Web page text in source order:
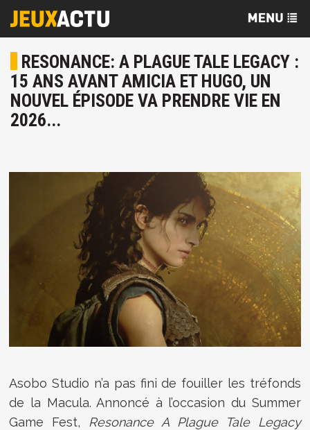
RESONANCE: A PLAGUE TALE LEGACY :
15 ANS AVANT AMICIA ET HUGO, UN
NOUVEL ÉPISODE VA PRENDRE VIE EN
2026...
Asobo Studio n’a pas fini de fouiller les tréfonds
de la Macula. Annoncé à l’occasion du Summer
Game Fest, Resonance A Plague Tale Legacy